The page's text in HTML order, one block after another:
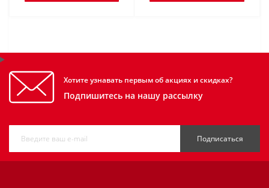
Хотите узнавать первым об акциях и скидках?
Подпишитесь на нашу рассылку
Подписаться